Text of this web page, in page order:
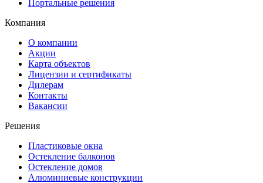
Портальные решения
Компания
О компании
Акции
Карта объектов
Лицензии и сертификаты
Дилерам
Контакты
Вакансии
Решения
Пластиковые окна
Остекление балконов
Остекление домов
Алюминиевые конструкции